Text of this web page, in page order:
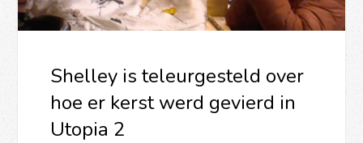
Shelley is teleurgesteld over
hoe er kerst werd gevierd in
Utopia 2